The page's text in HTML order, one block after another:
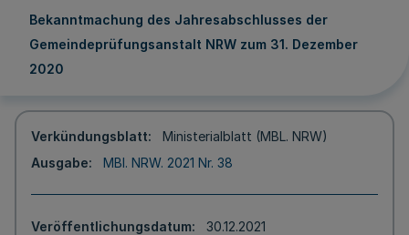
Bekanntmachung des Jahresabschlusses der
Gemeindeprüfungsanstalt NRW zum 31. Dezember
2020
Verkündungsblatt
Ministerialblatt (MBL. NRW)
Ausgabe
MBl. NRW. 2021 Nr. 38
Veröffentlichungsdatum
30.12.2021